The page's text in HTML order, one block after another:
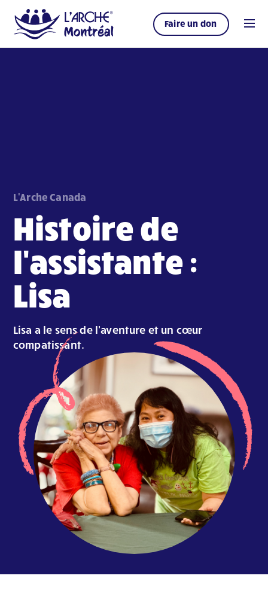
Faire un don
L'Arche Canada
Histoire de
l'assistante :
Lisa
Lisa a le sens de l’aventure et un cœur
compatissant.